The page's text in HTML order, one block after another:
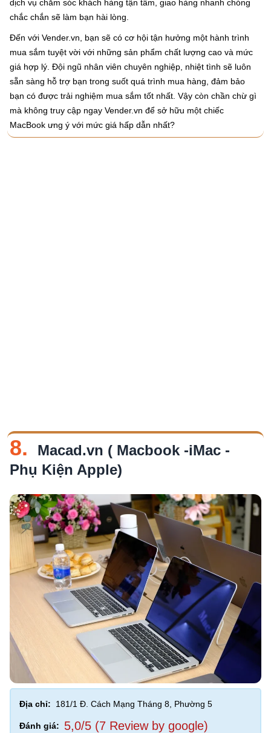
dịch vụ chăm sóc khách hàng tận tâm, giao hàng nhanh chóng
chắc chắn sẽ làm bạn hài lòng.
Đến với Vender.vn, bạn sẽ có cơ hội tận hưởng một hành trình
mua sắm tuyệt vời với những sản phẩm chất lượng cao và mức
giá hợp lý. Đội ngũ nhân viên chuyên nghiệp, nhiệt tình sẽ luôn
sẵn sàng hỗ trợ bạn trong suốt quá trình mua hàng, đảm bảo
bạn có được trải nghiệm mua sắm tốt nhất. Vậy còn chần chừ gì
mà không truy cập ngay Vender.vn để sở hữu một chiếc
MacBook ưng ý với mức giá hấp dẫn nhất?
8.
Macad.vn ( Macbook -iMac -
Phụ Kiện Apple)
Địa chỉ: 181/1 Đ. Cách Mạng Tháng 8, Phường 5
Đánh giá: 5,0/5 (7 Review by google)